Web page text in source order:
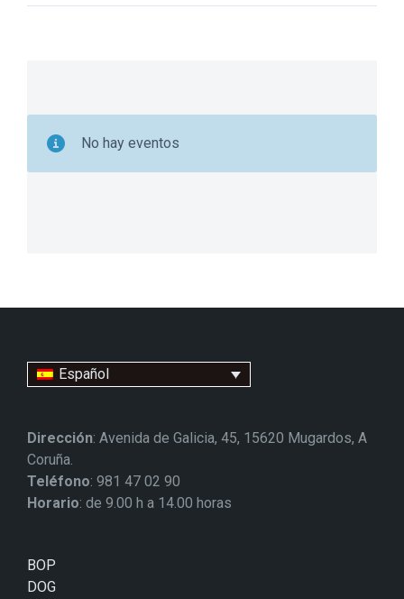
No hay eventos
Español
Dirección: Avenida de Galicia, 45, 15620 Mugardos, A
Coruña.
Teléfono: 981 47 02 90
Horario: de 9.00 h a 14.00 horas
BOP
DOG